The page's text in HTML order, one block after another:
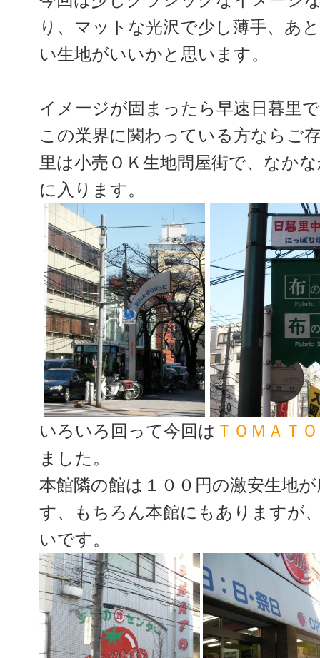
り、マットな光沢で少し薄手、あ
い生地がいいかと思います。
イメージが固まったら早速日暮里
この業界に関わっている方ならご
里は小売ＯＫ生地問屋街で、なか
に入ります。
いろいろ回って今回は ＴＯＭＡＴＯ
ました。
本館隣の館は１００円の激安生地
す、もちろん本館にもありますが
いです。